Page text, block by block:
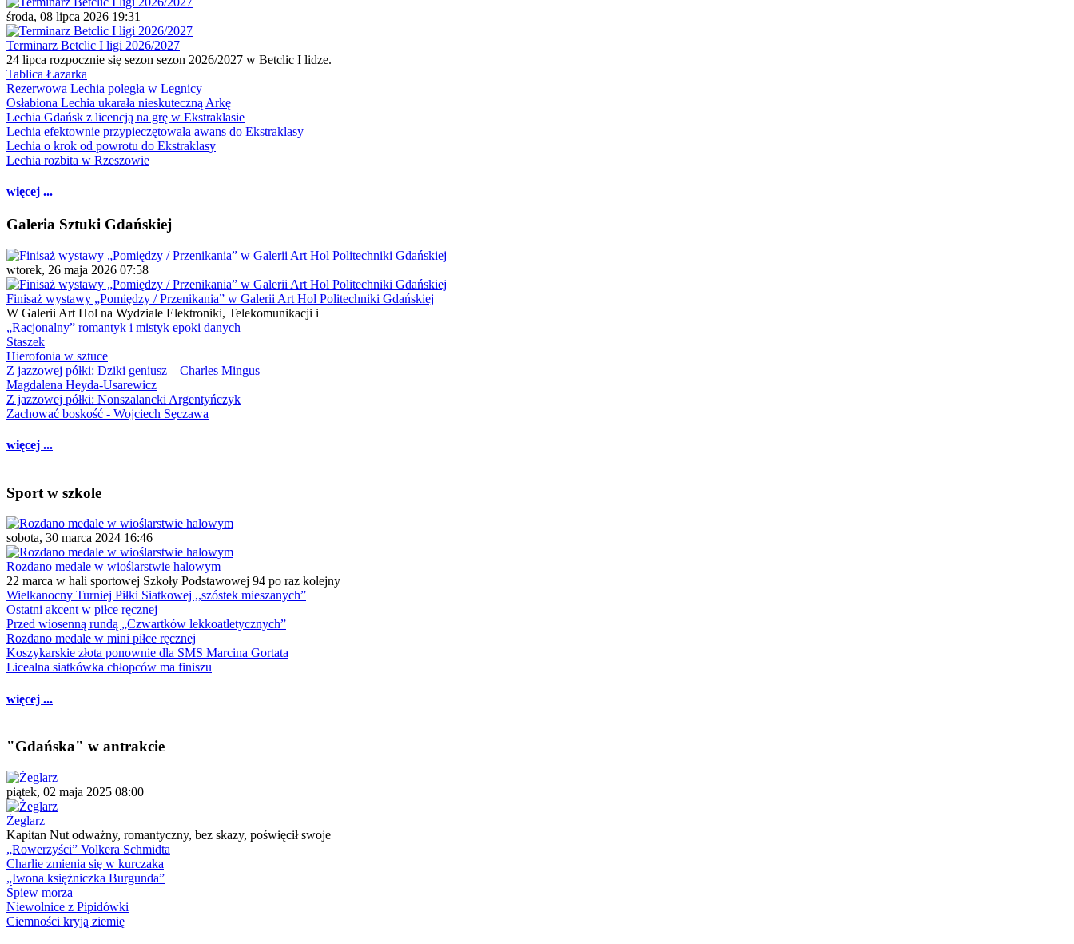
środa, 08 lipca 2026 19:31
Terminarz Betclic I ligi 2026/2027
24 lipca rozpocznie się sezon sezon 2026/2027 w Betclic I lidze.
Tablica Łazarka
Rezerwowa Lechia poległa w Legnicy
Osłabiona Lechia ukarała nieskuteczną Arkę
Lechia Gdańsk z licencją na grę w Ekstraklasie
Lechia efektownie przypieczętowała awans do Ekstraklasy
Lechia o krok od powrotu do Ekstraklasy
Lechia rozbita w Rzeszowie
więcej ...
Galeria Sztuki Gdańskiej
wtorek, 26 maja 2026 07:58
Finisaż wystawy „Pomiędzy / Przenikania” w Galerii Art Hol Politechniki Gdańskiej
W Galerii Art Hol na Wydziale Elektroniki, Telekomunikacji i
„Racjonalny” romantyk i mistyk epoki danych
Staszek
Hierofonia w sztuce
Z jazzowej półki: Dziki geniusz – Charles Mingus
Magdalena Heyda-Usarewicz
Z jazzowej półki: Nonszalancki Argentyńczyk
Zachować boskość - Wojciech Sęczawa
więcej ...
Sport w szkole
sobota, 30 marca 2024 16:46
Rozdano medale w wioślarstwie halowym
22 marca w hali sportowej Szkoły Podstawowej 94 po raz kolejny
Wielkanocny Turniej Piłki Siatkowej ,,szóstek mieszanych”
Ostatni akcent w piłce ręcznej
Przed wiosenną rundą „Czwartków lekkoatletycznych”
Rozdano medale w mini piłce ręcznej
Koszykarskie złota ponownie dla SMS Marcina Gortata
Licealna siatkówka chłopców ma finiszu
więcej ...
"Gdańska" w antrakcie
piątek, 02 maja 2025 08:00
Żeglarz
Kapitan Nut odważny, romantyczny, bez skazy, poświęcił swoje
„Rowerzyści” Volkera Schmidta
Charlie zmienia się w kurczaka
„Iwona księżniczka Burgunda”
Śpiew morza
Niewolnice z Pipidówki
Ciemności kryją ziemię